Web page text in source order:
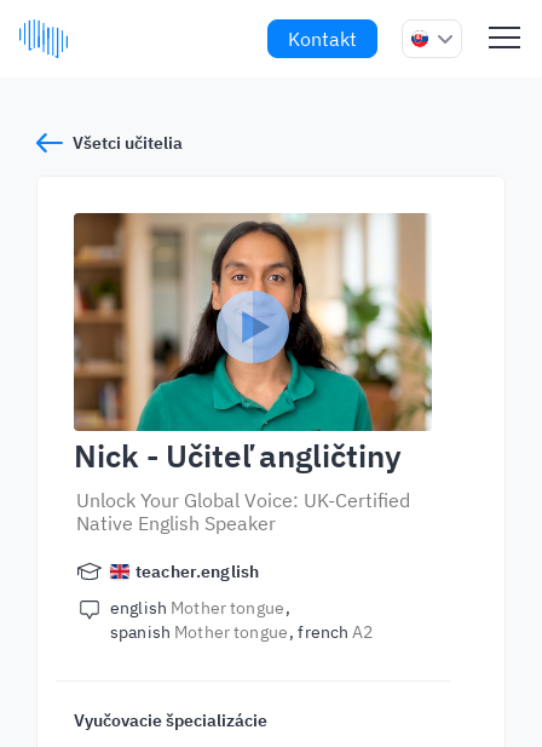
Kontakt
Všetci učitelia
Nick - Učiteľ angličtiny
Unlock Your Global Voice: UK-Certified
Native English Speaker
teacher.english
english Mother tongue
spanish Mother tongue frenchA2
Vyučovacie špecializácie